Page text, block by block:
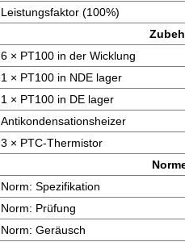
Leistungsfaktor (100%)
6 × PT100 in der Wicklung
1 × PT100 in NDE lager
1 × PT100 in DE lager
Antikondensationsheizer
3 × PTC-Thermistor
Norm: Spezifikation
Norm: Prüfung
Norm: Geräusch